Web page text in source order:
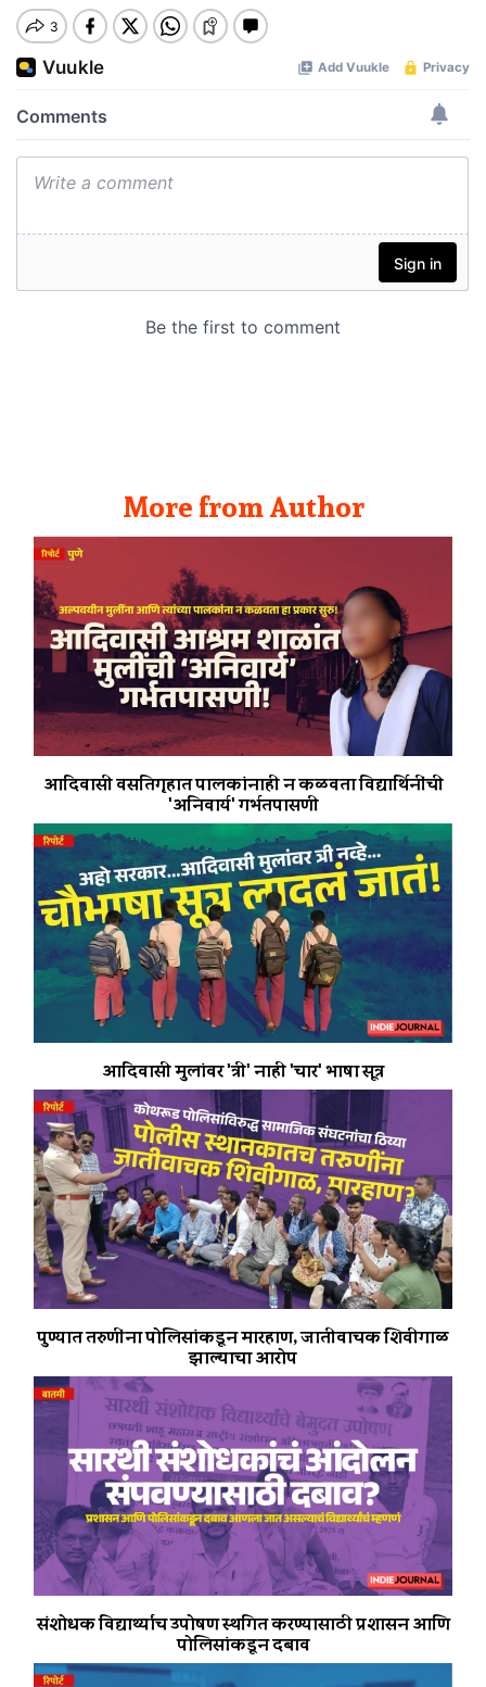
More from Author
आदिवासी वसतिगृहात पालकांनाही न कळवता विद्यार्थिनींची
'अनिवार्य' गर्भतपासणी
आदिवासी मुलांवर 'त्री' नाही 'चार' भाषा सूत्र
पुण्यात तरुणींना पोलिसांकडून मारहाण, जातीवाचक शिवीगाळ
झाल्याचा आरोप
संशोधक विद्यार्थ्यांच उपोषण स्थगित करण्यासाठी प्रशासन आणि
पोलिसांकडून दबाव